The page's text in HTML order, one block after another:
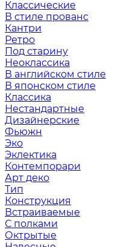
Классические
В стиле прованс
Кантри
Ретро
Под старину
Неоклассика
В английском стиле
В японском стиле
Классика
Нестандартные
Дизайнерские
Фьюжн
Эко
Эклектика
Контемпорари
Арт деко
Тип
Конструкция
Встраиваемые
С полками
Октрытые